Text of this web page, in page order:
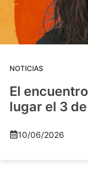
NOTICIAS
El
lugar el 3
10/06/2026